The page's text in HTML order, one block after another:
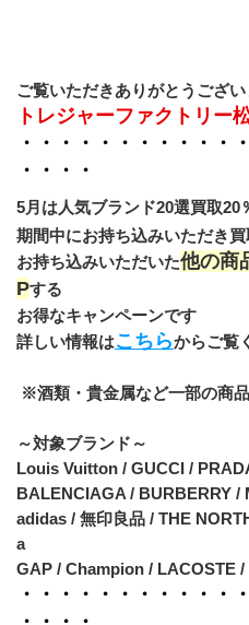
ご覧いただきありがとうござ
トレジャーファクトリー
・・・・・・・・・・・
・・・・
5月は人気ブランド20選買取20
期間中にお持ち込みいただき買
お持ち込みいただいた他の商
Pする
お得なキャンペーンです
詳しい情報はこちらからご覧
※酒類・貴金属など一部の商
～対象ブランド～
Louis Vuitton / GUCCI /
BALENCIAGA / BURBERRY /
adidas / 無印良品 / THE
a
GAP / Champion / LACOSTE /
・・・・・・・・・・・